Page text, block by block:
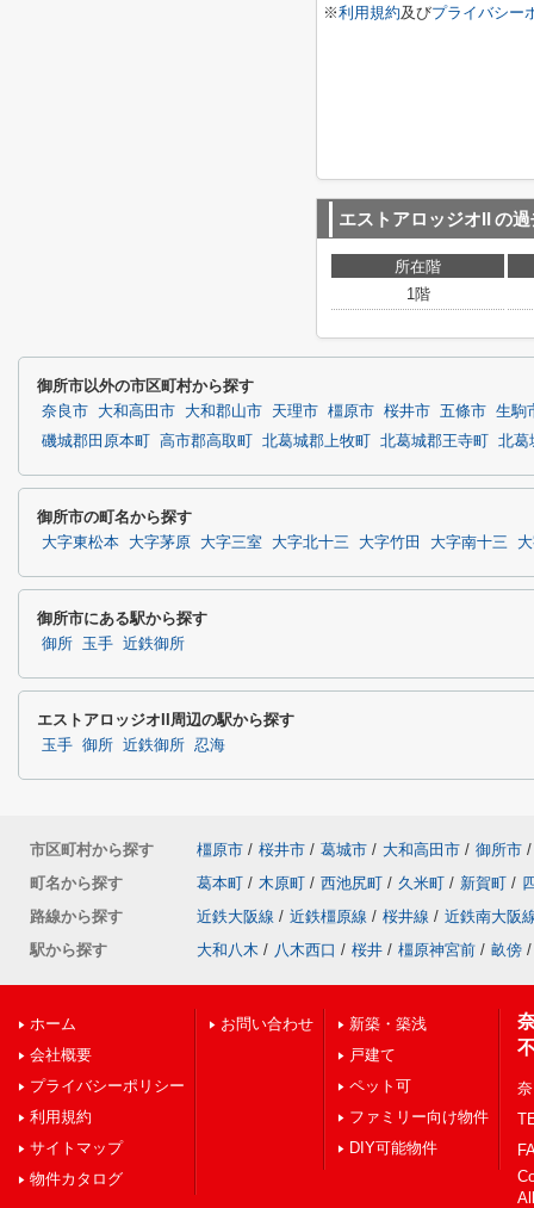
※利用規約及びプライバシー
エストアロッジオII の過
所在階
1階
御所市以外の市区町村から探す
奈良市 大和高田市 大和郡山市 天理市 橿原市 桜井市 五條市 生駒
磯城郡田原本町
高市郡高取町 北葛城郡上牧町 北葛城郡王寺町 北葛
御所市の町名から探す
大字東松本 大字茅原 大字三室 大字北十三 大字竹田 大字南十三
御所市にある駅から探す
御所 玉手 近鉄御所
エストアロッジオII周辺の駅から探す
玉手 御所 近鉄御所 忍海
市区町村から探す 橿原市 / 桜井市 / 葛城市 / 大和高田市 / 御所市 /
町名から探す
葛本町 / 木原町 / 西池尻町 / 久米町 / 新賀町 /
路線から探す
近鉄大阪線 / 近鉄橿原線 / 桜井線 / 近鉄南大阪
駅から探す
大和八木 / 八木西口 / 桜井 / 橿原神宮前 / 畝傍 /
ホーム
会社概要
プライバシーポリシー
利用規約
サイトマップ
物件カタログ
お問い合わせ
新築・築浅
戸建て
ペット可
ファミリー向け物件
DIY可能物件